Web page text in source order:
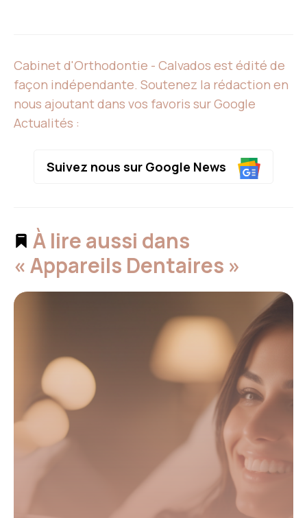
Cabinet d'Orthodontie - Calvados est édité de
façon indépendante. Soutenez la rédaction en
nous ajoutant dans vos favoris sur Google
Actualités :
Suivez nous sur Google News
À lire aussi dans
« Appareils Dentaires »